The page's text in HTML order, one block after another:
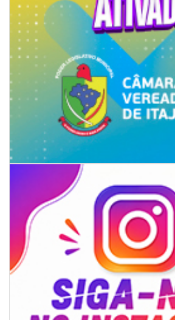
08/08/2026 | 07:00
Limpeza de valas e ribeirões avança no interior
ITAJAÍ